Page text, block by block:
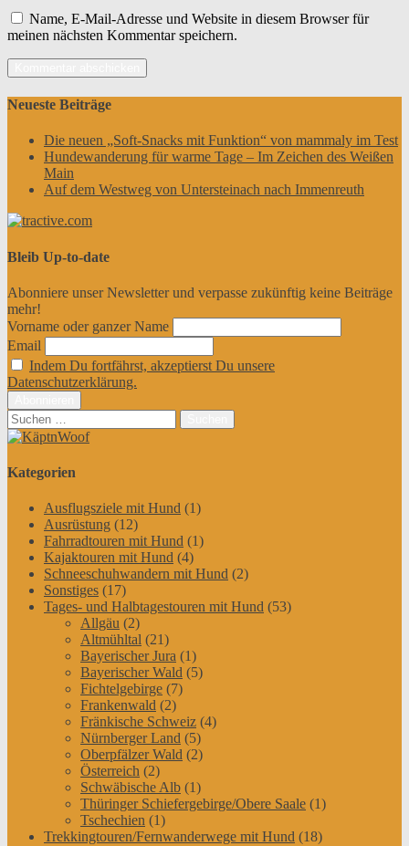
Name, E-Mail-Adresse und Website in diesem Browser für
meinen nächsten Kommentar speichern.
Neueste Beiträge
Die neuen „Soft-Snacks mit Funktion“ von mammaly im Test
Hundewanderung für warme Tage – Im Zeichen des Weißen
Main
Auf dem Westweg von Untersteinach nach Immenreuth
Bleib Up-to-date
Abonniere unser Newsletter und verpasse zukünftig keine Beiträge
mehr!
Vorname oder ganzer Name
Email
Indem Du fortfährst, akzeptierst Du unsere
Datenschutzerklärung.
Suchen
nach:
Kategorien
Ausflugsziele mit Hund (1)
Ausrüstung (12)
Fahrradtouren mit Hund (1)
Kajaktouren mit Hund (4)
Schneeschuhwandern mit Hund (2)
Sonstiges (17)
Tages- und Halbtagestouren mit Hund (53)
Allgäu (2)
Altmühltal (21)
Bayerischer Jura (1)
Bayerischer Wald (5)
Fichtelgebirge (7)
Frankenwald (2)
Fränkische Schweiz (4)
Nürnberger Land (5)
Oberpfälzer Wald (2)
Österreich (2)
Schwäbische Alb (1)
Thüringer Schiefergebirge/Obere Saale (1)
Tschechien (1)
Trekkingtouren/Fernwanderwege mit Hund (18)